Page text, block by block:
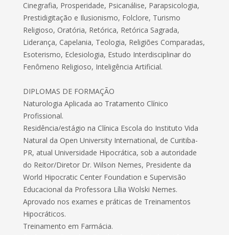
Cinegrafia, Prosperidade, Psicanálise, Parapsicologia,
Prestidigitação e Ilusionismo, Folclore, Turismo
Religioso, Oratória, Retórica, Retórica Sagrada,
Liderança, Capelania, Teologia, Religiões Comparadas,
Esoterismo, Eclesiologia, Estudo Interdisciplinar do
Fenômeno Religioso, Inteligência Artificial.
DIPLOMAS DE FORMAÇÃO
Naturologia Aplicada ao Tratamento Clínico
Profissional.
Residência/estágio na Clínica Escola do Instituto Vida
Natural da Open University International, de Curitiba-
PR, atual Universidade Hipocrática, sob a autoridade
do Reitor/Diretor Dr. Wilson Nemes, Presidente da
World Hipocratic Center Foundation e Supervisão
Educacional da Professora Lília Wolski Nemes.
Aprovado nos exames e práticas de Treinamentos
Hipocráticos.
Treinamento em Farmácia.